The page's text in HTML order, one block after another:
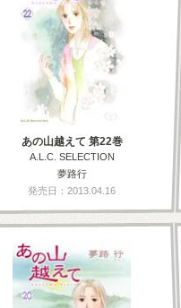
あの山越えて 第22巻
A.L.C. SELECTION
夢路行
発売日：2013.04.16